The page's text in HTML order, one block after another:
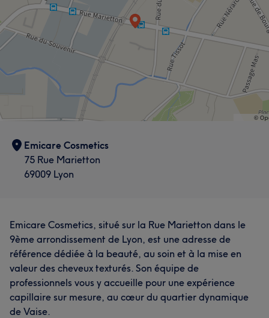
Emicare Cosmetics
75 Rue Marietton
69009 Lyon
Emicare Cosmetics, situé sur la Rue Marietton dans le
9ème arrondissement de Lyon, est une adresse de
référence dédiée à la beauté, au soin et à la mise en
valeur des cheveux texturés. Son équipe de
professionnels vous y accueille pour une expérience
capillaire sur mesure, au cœur du quartier dynamique
de Vaise.